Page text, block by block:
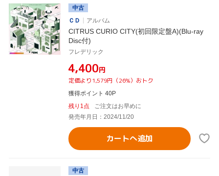
中古
ＣＤ
アルバム
CITRUS CURIO CITY(初回限定盤A)(Blu-ray
Disc付)
フレデリック
¥4,400円
定価より1,579円（26%）おトク
獲得ポイント 40P
残り1点
ご注文はお早めに
発売年月日：2024/11/20
カートへ追加
中古